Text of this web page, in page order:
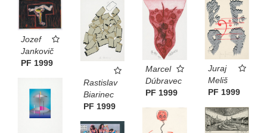
Jozef
Jankovič
PF 1999
Rastislav
Biarinec
PF 1999
Marcel
Dúbravec
PF 1999
Juraj
Meliš
PF 1999